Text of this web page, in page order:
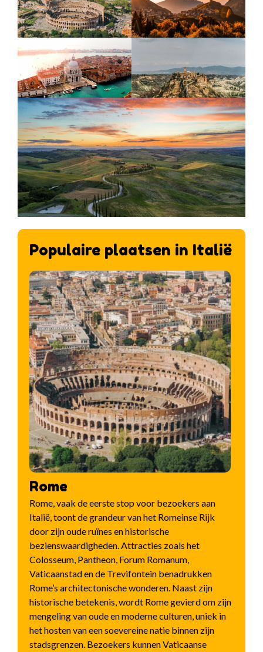
Populaire plaatsen in Italië
Rome
Rome, vaak de eerste stop voor bezoekers aan
Italië, toont de grandeur van het Romeinse Rijk
door zijn oude ruïnes en historische
bezienswaardigheden. Attracties zoals het
Colosseum, Pantheon, Forum Romanum,
Vaticaanstad en de Trevifontein benadrukken
Rome’s architectonische wonderen. Naast zijn
historische betekenis, wordt Rome gevierd om zijn
mengeling van oude en moderne culturen, uniek in
het hosten van een soevereine natie binnen zijn
stadsgrenzen. Bezoekers kunnen Vaticaanse